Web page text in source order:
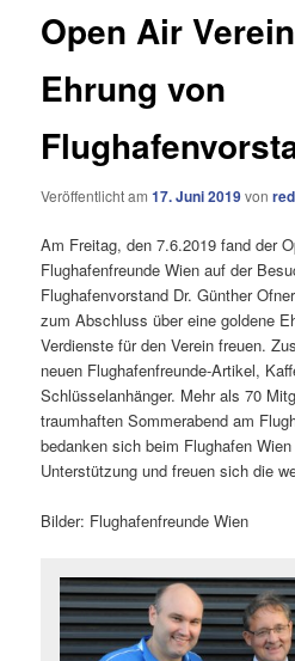
Open Air
Ehrung von
Veröffentlicht am17. Juni 2019von
Am Freitag, den 7.6.2019 fand der
Flughafenfreunde Wien auf der
Flughafenvorstand Dr. Günther
zum Abschluss über eine goldene
Verdienste für den Verein freuen.
neuen Flughafenfreunde-Artikel,
Schlüsselanhänger. Mehr als 70
traumhaften Sommerabend am
bedanken sich beim Flughafen
Unterstützung und freuen sich die
Bilder: Flughafenfreunde Wien